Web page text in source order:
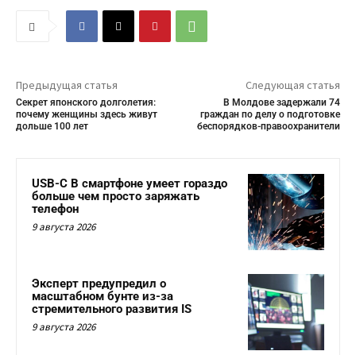
Предыдущая статья
Секрет японского долголетия:
почему женщины здесь живут
дольше 100 лет
Следующая статья
В Молдове задержали 74
граждан по делу о подготовке
беспорядков-правоохранители
USB-C В смартфоне умеет гораздо
больше чем просто заряжать
телефон
9 августа 2026
Эксперт предупредил о
масштабном бунте из-за
стремительного развития IS
9 августа 2026